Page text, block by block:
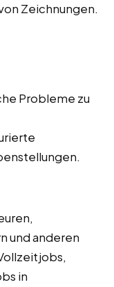
Zeichnungen.
Probleme zu
und anderen
in